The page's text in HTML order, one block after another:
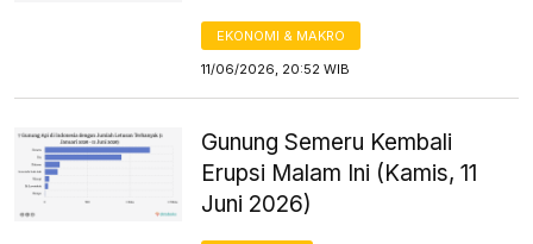
EKONOMI & MAKRO
11/06/2026, 20:52 WIB
Gunung Semeru Kembali
Erupsi Malam Ini (Kamis, 11
Juni 2026)